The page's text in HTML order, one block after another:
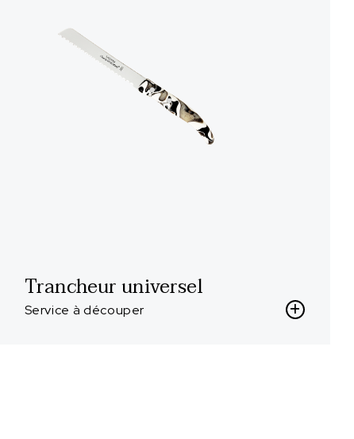
Trancheur universel
Service à découper